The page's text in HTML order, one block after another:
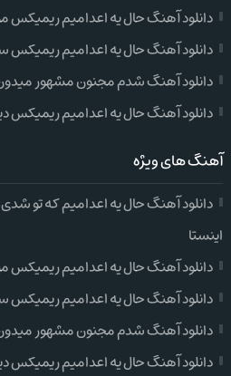
دانلود آهنگ حال یه اعدامیم ریمیکس
دانلود آهنگ حال یه اعدامیم ریمیکس
دانلود آهنگ شدم مجنون مشهور
دانلود آهنگ حال یه اعدامیم
آهنگ های ویژه
دانلود آهنگ حال یه اعدامیم که تو
اینستا
دانلود آهنگ حال یه اعدامیم ریمیکس
دانلود آهنگ حال یه اعدامیم ریمیکس
دانلود آهنگ شدم مجنون مشهور
دانلود آهنگ حال یه اعدامیم